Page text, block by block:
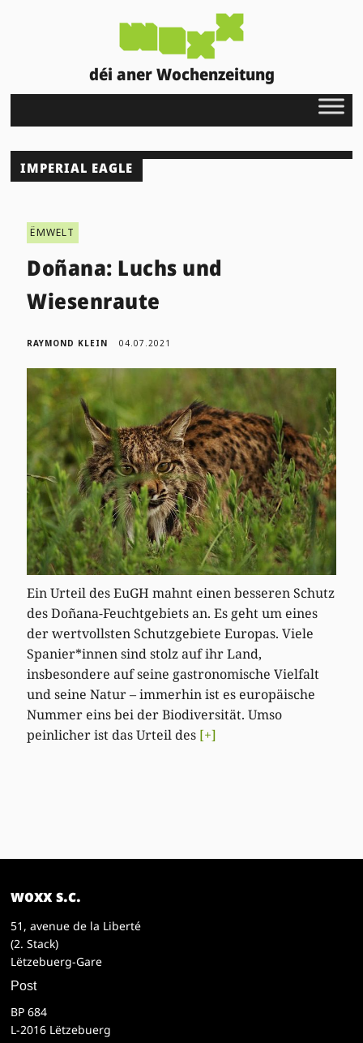
déi aner Wochenzeitung
IMPERIAL EAGLE
ËMWELT
Doñana: Luchs und
Wiesenraute
RAYMOND KLEIN 04.07.2021
Ein Urteil des EuGH mahnt einen besseren Schutz
des Doñana-Feuchtgebiets an. Es geht um eines
der wertvollsten Schutzgebiete Europas. Viele
Spanier*innen sind stolz auf ihr Land,
insbesondere auf seine gastronomische Vielfalt
und seine Natur – immerhin ist es europäische
Nummer eins bei der Biodiversität. Umso
peinlicher ist das Urteil des [+]
woxx s.c.
51, avenue de la Liberté
(2. Stack)
Lëtzebuerg-Gare
Post
BP 684
L-2016 Lëtzebuerg